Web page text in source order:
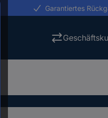
Garantiertes